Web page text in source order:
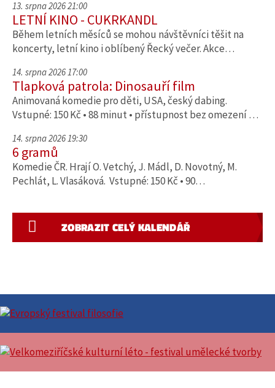
13. srpna 2026 21:00
LETNÍ KINO - CUKRKANDL
Během letních měsíců se mohou návštěvníci těšit na
koncerty, letní kino i oblíbený Řecký večer. Akce…
14. srpna 2026 17:00
Tlapková patrola: Dinosauří film
Animovaná komedie pro děti, USA, český dabing.
Vstupné: 150 Kč • 88 minut • přístupnost bez omezení …
14. srpna 2026 19:30
6 gramů
Komedie ČR. Hrají O. Vetchý, J. Mádl, D. Novotný, M.
Pechlát, L. Vlasáková. Vstupné: 150 Kč • 90…
ZOBRAZIT CELÝ KALENDÁŘ